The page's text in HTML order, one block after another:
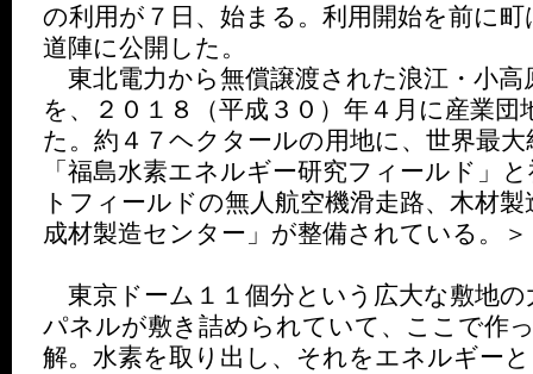
の利用が７日、始まる。利用開始を前に
道陣に公開した。
東北電力から無償譲渡された浪江・小高
を、２０１８（平成３０）年４月に産業
た。約４７ヘクタールの用地に、世界最
「福島水素エネルギー研究フィールド」
トフィールドの無人航空機滑走路、木材
成材製造センター」が整備されている。＞
東京ドーム１１個分という広大な敷地の
パネルが敷き詰められていて、ここで作
解。水素を取り出し、それをエネルギー